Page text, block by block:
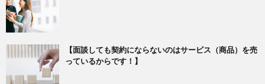
【面談しても契約にならないのはサービス（商品）を売
っているからです！】